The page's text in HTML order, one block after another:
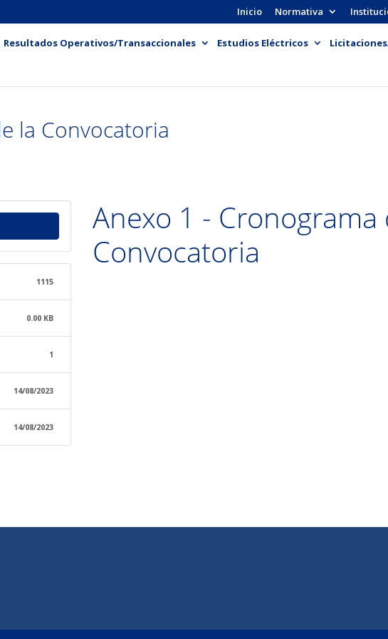
Inicio Normativa
Resultados Operativos/Transaccionales Estudios Eléctricos
la Convocatoria
1115
0.00 KB
1
14/08/2023
14/08/2023
Anexo 1 - Cronograma
Convocatoria